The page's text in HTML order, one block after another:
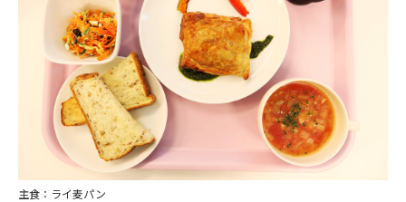
主食：ライ麦パン